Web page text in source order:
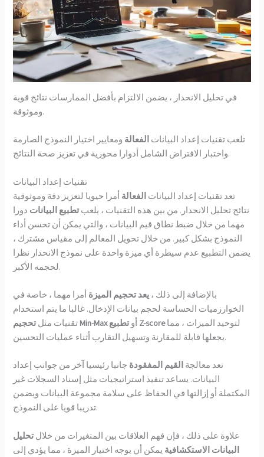
في تحليل الانحدار ، يضمن الالتزام بأفضل الممارسات نتائج قوية
وموثوقة.
تلعب تقنيات إعداد البيانات الفعالة ومعايير اختيار النموذج الصارمة
واختبار الافتراض الشامل أدوارا محورية في تعزيز صحة النتائج.
تقنيات إعداد البيانات
تعد تقنيات إعداد البيانات الفعالة أمرا حيويا لتعزيز دقة وموثوقية
نتائج تحليل الانحدار. من بين هذه التقنيات ، يلعبتطبيع البيانات دورا
مهما من خلال ضبط نطاق قيم البيانات ، والتي يمكن أن تحسن أداء
النموذج بشكل كبير. من خلال تحويل المعالم إلى مقياس مشترك ،
يضمن التطبيع عدم سيطرة أي ميزة واحدة على نموذج الانحدار نظرا
لحجمه الأكبر.
بالإضافة إلى ذلك ، يعد تحجيم الميزة أمرا مهما ، خاصة في
الخوارزميات الحساسة لحجم بيانات الإدخال. غالبا ما يتم استخدام
تقنيات مثل تحجيم Min-Max أو تطبيع Z-scoreلتوحيد الميزات ، مما
يجعلها قابلة للمقارنة وتسهيل التقارب أثناء عمليات التحسين.
تعد معالجة القيم المفقودة جانبا رئيسيا آخر من جوانب إعداد
البيانات. يساعد تنفيذ استراتيجيات مثل إسناد السجلات غير
المكتملة أو إزالتها في الحفاظ على سلامة مجموعة البيانات ويضمن
تدريبا قويا على النموذج.
علاوة على ذلك ، فإن فهم العلاقات بين المتغيرات من خلالتحليل
البيانات الاستكشافية يمكن أن يوجه اختيار الميزة ، مما يؤدي إلى